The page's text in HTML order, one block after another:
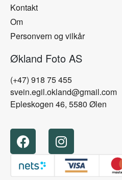
Kontakt
Om
Personvern og vilkår
Økland Foto AS
(+47) 918 75 455
svein.egil.okland@gmail.com
Epleskogen 46, 5580 Ølen